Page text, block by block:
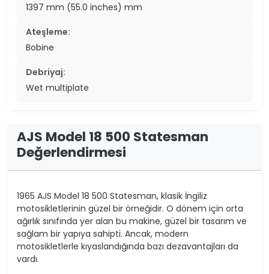
1397 mm (55.0 inches) mm
Ateşleme:
Bobine
Debriyaj:
Wet multiplate
AJS Model 18 500 Statesman
Değerlendirmesi
1965 AJS Model 18 500 Statesman, klasik İngiliz
motosikletlerinin güzel bir örneğidir. O dönem için orta
ağırlık sınıfında yer alan bu makine, güzel bir tasarım ve
sağlam bir yapıya sahipti. Ancak, modern
motosikletlerle kıyaslandığında bazı dezavantajları da
vardı.